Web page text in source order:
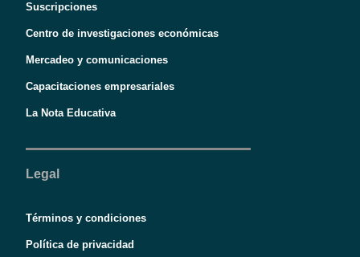
Suscripciones
Centro de investigaciones económicas
Mercadeo y comunicaciones
Capacitaciones empresariales
La Nota Educativa
Legal
Términos y condiciones
Política de privacidad